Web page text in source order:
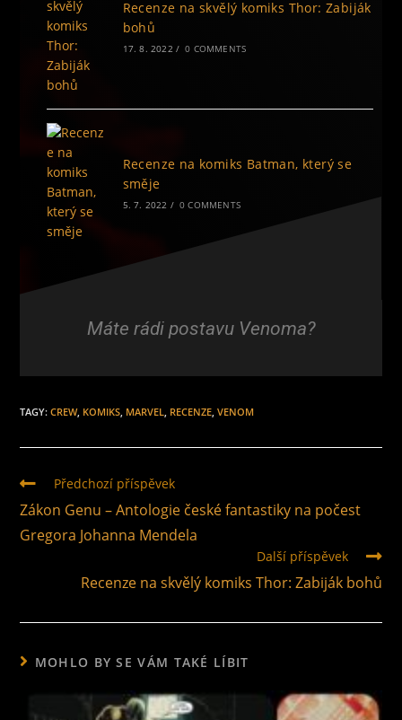
Recenze na skvělý komiks Thor: Zabiják
bohů
17. 8. 2022 / 0 COMMENTS
Recenze na komiks Batman, který se
směje
5. 7. 2022 / 0 COMMENTS
Máte rádi postavu Venoma?
TAGY:CREW, KOMIKS, MARVEL, RECENZE, VENOM
Předchozí příspěvek
Zákon Genu – Antologie české fantastiky na počest
Gregora Johanna Mendela
Další příspěvek
Recenze na skvělý komiks Thor: Zabiják bohů
MOHLO BY SE VÁM TAKÉ LÍBIT